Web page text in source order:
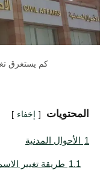
كم يستغرق
المحتويات إخفاء
1 الأحوال المدنية
1.1 طريقة تغيير